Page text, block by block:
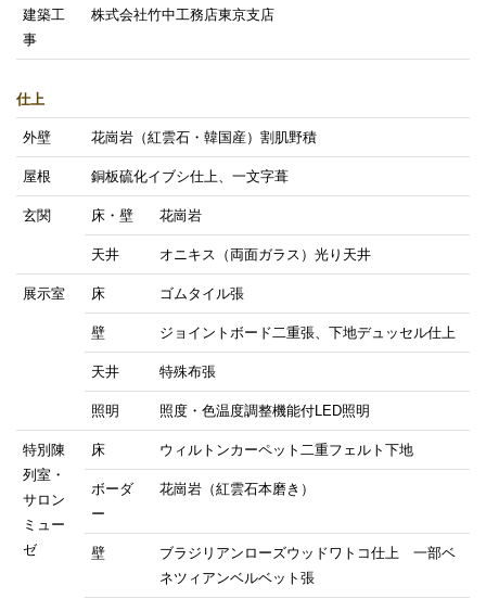
建築工
事
株式会社竹中工務店東京支店
仕上
外壁 花崗岩（紅雲石・韓国産）割肌野積
屋根 銅板硫化イブシ仕上、一文字葺
玄関 床・壁 花崗岩
天井 オニキス（両面ガラス）光り天井
展示室 床 ゴムタイル張
壁 ジョイントボード二重張、下地デュッセル仕上
天井 特殊布張
照明 照度・色温度調整機能付LED照明
特別陳
列室・
サロン
ミュー
ゼ
床 ウィルトンカーペット二重フェルト下地
ボーダ
ー
花崗岩（紅雲石本磨き）
壁
ブラジリアンローズウッドワトコ仕上 一部ベ
ネツィアンベルベット張